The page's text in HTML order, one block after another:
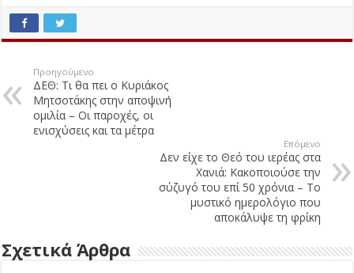
Προηγούμενο
ΔΕΘ: Τι θα πει ο Κυριάκος
Μητσοτάκης στην αποψινή
ομιλία – Οι παροχές, οι
ενισχύσεις και τα μέτρα
Επόμενο
Δεν είχε το Θεό του ιερέας στα
Χανιά: Κακοποιούσε την
σύζυγό του επί 50 χρόνια – Το
μυστικό ημερολόγιο που
αποκάλυψε τη φρίκη
Σχετικά Άρθρα